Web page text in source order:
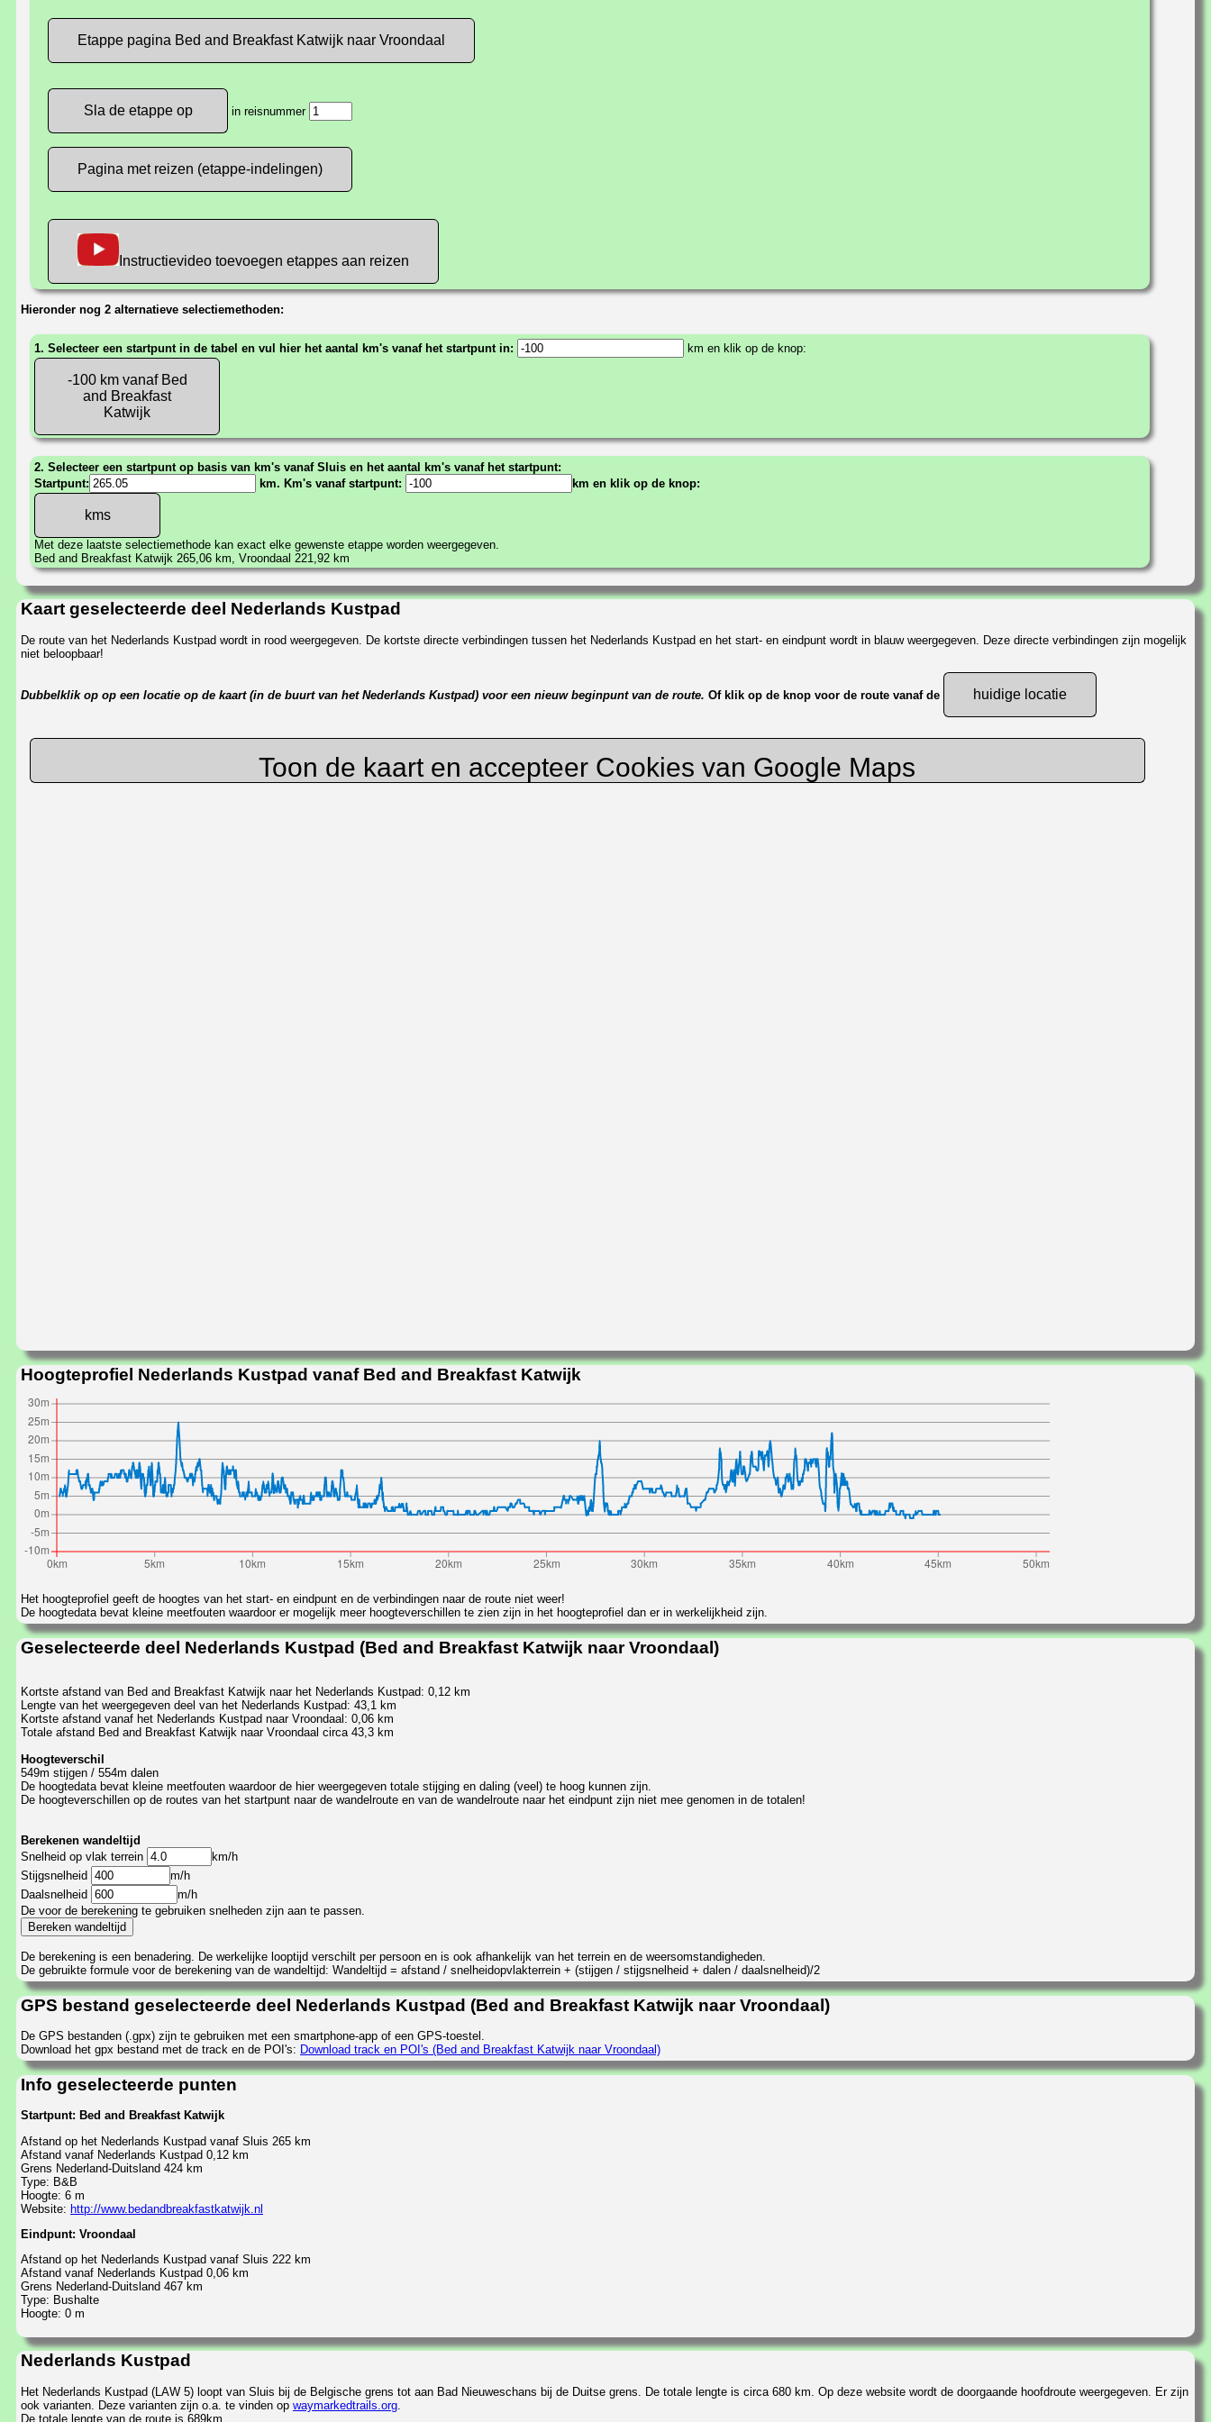
Etappe pagina Bed and Breakfast Katwijk naar Vroondaal
in reisnummer
Pagina met reizen (etappe-indelingen)
Instructievideo toevoegen etappes aan reizen
Hieronder nog 2 alternatieve selectiemethoden:
1. Selecteer een startpunt in de tabel en vul hier het aantal km's vanaf het startpunt in: km en klik op de knop:
-100 km vanaf Bed
and Breakfast
Katwijk
2. Selecteer een startpunt op basis van km's vanaf Sluis en het aantal km's vanaf het startpunt:
Startpunt:
km. Km's vanaf startpunt: km en klik op de knop:
Met deze laatste selectiemethode kan exact elke gewenste etappe worden weergegeven.
Bed and Breakfast Katwijk 265,06 km, Vroondaal 221,92 km
Kaart geselecteerde deel Nederlands Kustpad
De route van het Nederlands Kustpad wordt in rood weergegeven. De kortste directe verbindingen tussen het Nederlands Kustpad en het start- en eindpunt wordt in blauw weergegeven. Deze directe verbindingen zijn mogelijk
niet beloopbaar!
Dubbelklik op op een locatie op de kaart (in de buurt van het Nederlands Kustpad) voor een nieuw beginpunt van de route. Of klik op de knop voor de route vanaf de huidige locatie
Toon de kaart en accepteer Cookies van Google Maps
Hoogteprofiel Nederlands Kustpad vanaf Bed and Breakfast Katwijk
Het hoogteprofiel geeft de hoogtes van het start- en eindpunt en de verbindingen naar de route niet weer!
De hoogtedata bevat kleine meetfouten waardoor er mogelijk meer hoogteverschillen te zien zijn in het hoogteprofiel dan er in werkelijkheid zijn.
Geselecteerde deel Nederlands Kustpad (Bed and Breakfast Katwijk naar Vroondaal)
Kortste afstand van Bed and Breakfast Katwijk naar het Nederlands Kustpad: 0,12 km
Lengte van het weergegeven deel van het Nederlands Kustpad: 43,1 km
Kortste afstand vanaf het Nederlands Kustpad naar Vroondaal: 0,06 km
Totale afstand Bed and Breakfast Katwijk naar Vroondaal circa 43,3 km
Hoogteverschil
549m stijgen / 554m dalen
De hoogtedata bevat kleine meetfouten waardoor de hier weergegeven totale stijging en daling (veel) te hoog kunnen zijn.
De hoogteverschillen op de routes van het startpunt naar de wandelroute en van de wandelroute naar het eindpunt zijn niet mee genomen in de totalen!
Berekenen wandeltijd
Snelheid op vlak terrein
km/h
Stijgsnelheid
m/h
Daalsnelheid
m/h
De voor de berekening te gebruiken snelheden zijn aan te passen.
De berekening is een benadering. De werkelijke looptijd verschilt per persoon en is ook afhankelijk van het terrein en de weersomstandigheden.
De gebruikte formule voor de berekening van de wandeltijd: Wandeltijd = afstand / snelheidopvlakterrein + (stijgen / stijgsnelheid + dalen / daalsnelheid)/2
GPS bestand geselecteerde deel Nederlands Kustpad (Bed and Breakfast Katwijk naar Vroondaal)
De GPS bestanden (.gpx) zijn te gebruiken met een smartphone-app of een GPS-toestel.
Download het gpx bestand met de track en de POI's: Download track en POI's (Bed and Breakfast Katwijk naar Vroondaal)
Info geselecteerde punten
Startpunt: Bed and Breakfast Katwijk
Afstand op het Nederlands Kustpad vanaf Sluis 265 km
Afstand vanaf Nederlands Kustpad 0,12 km
Grens Nederland-Duitsland 424 km
Type: B&B
Hoogte: 6 m
Website: http://www.bedandbreakfastkatwijk.nl
Eindpunt: Vroondaal
Afstand op het Nederlands Kustpad vanaf Sluis 222 km
Afstand vanaf Nederlands Kustpad 0,06 km
Grens Nederland-Duitsland 467 km
Type: Bushalte
Hoogte: 0 m
Nederlands Kustpad
Het Nederlands Kustpad (LAW 5) loopt van Sluis bij de Belgische grens tot aan Bad Nieuweschans bij de Duitse grens. De totale lengte is circa 680 km. Op deze website wordt de doorgaande hoofdroute weergegeven. Er zijn
ook varianten. Deze varianten zijn o.a. te vinden op waymarkedtrails.org
De totale lengte van de route is 689km